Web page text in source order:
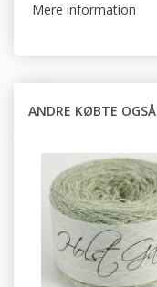
Mere information
ANDRE KØBTE OGSÅ